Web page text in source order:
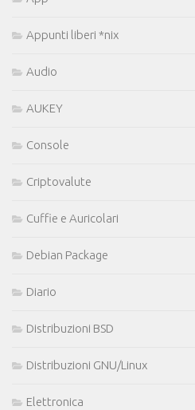
Appunti liberi *nix
Audio
AUKEY
Console
Criptovalute
Cuffie e Auricolari
Debian Package
Diario
Distribuzioni BSD
Distribuzioni GNU/Linux
Elettronica